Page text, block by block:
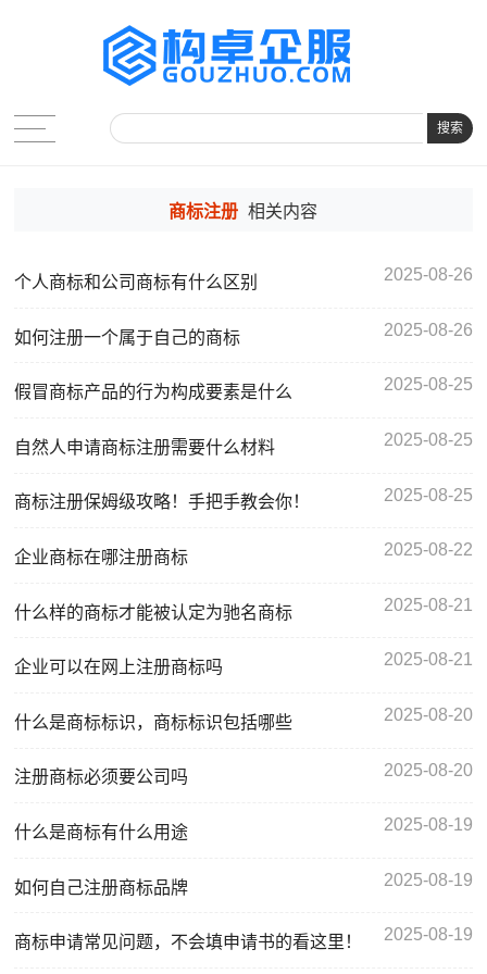
搜索
商标注册 相关内容
个人商标和公司商标有什么区别 2025-08-26
如何注册一个属于自己的商标 2025-08-26
假冒商标产品的行为构成要素是什么 2025-08-25
自然人申请商标注册需要什么材料 2025-08-25
商标注册保姆级攻略！手把手教会你！ 2025-08-25
企业商标在哪注册商标 2025-08-22
什么样的商标才能被认定为驰名商标 2025-08-21
企业可以在网上注册商标吗 2025-08-21
什么是商标标识，商标标识包括哪些 2025-08-20
注册商标必须要公司吗 2025-08-20
什么是商标有什么用途 2025-08-19
如何自己注册商标品牌 2025-08-19
商标申请常见问题，不会填申请书的看这里！ 2025-08-19